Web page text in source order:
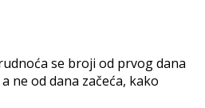
se broji od prvog dana
ne od dana začeća, kako